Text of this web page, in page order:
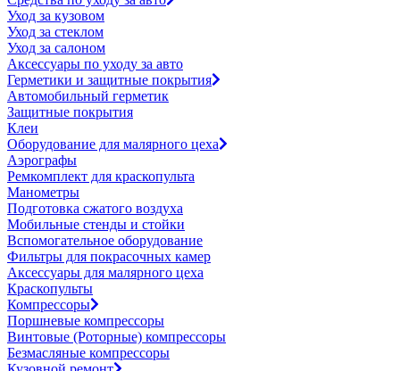
Уход за кузовом
Уход за стеклом
Уход за салоном
Аксессуары по уходу за авто
Герметики и защитные покрытия
Автомобильный герметик
Защитные покрытия
Клеи
Оборудование для малярного цеха
Аэрографы
Ремкомплект для краскопульта
Манометры
Подготовка сжатого воздуха
Мобильные стенды и стойки
Вспомогательное оборудование
Фильтры для покрасочных камер
Аксессуары для малярного цеха
Краскопульты
Компрессоры
Поршневые компрессоры
Винтовые (Роторные) компрессоры
Безмасляные компрессоры